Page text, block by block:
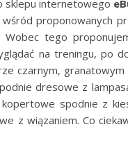
sklepu internetowego
proponowanych
tego
na treningu, po
czarnym,
dresowe z
spodnie z
z wiązaniem. Co